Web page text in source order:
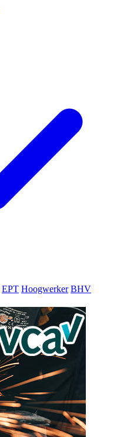
EPT Hoogwerker BHV